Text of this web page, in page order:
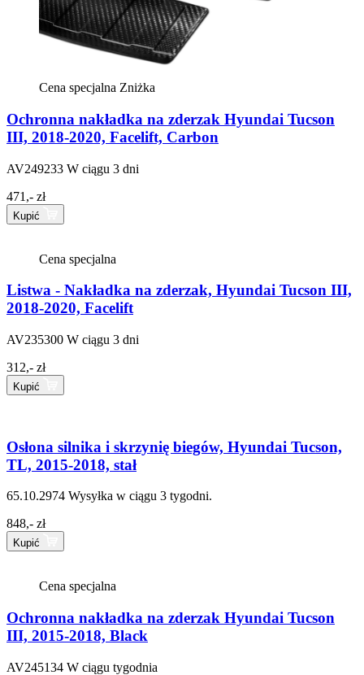
Cena specjalna Zniżka
Ochronna nakładka na zderzak Hyundai Tucson
III, 2018-2020, Facelift, Carbon
AV249233 W ciągu 3 dni
471,- zł
Kupić
Cena specjalna
Listwa - Nakładka na zderzak, Hyundai Tucson III,
2018-2020, Facelift
AV235300 W ciągu 3 dni
312,- zł
Kupić
Osłona silnika i skrzynię biegów, Hyundai Tucson,
TL, 2015-2018, stał
65.10.2974 Wysyłka w ciągu 3 tygodni.
848,- zł
Kupić
Cena specjalna
Ochronna nakładka na zderzak Hyundai Tucson
III, 2015-2018, Black
AV245134 W ciągu tygodnia